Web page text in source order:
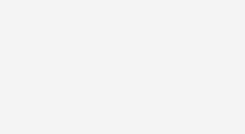
integroida niin yksityiskoteihin
tilaan.